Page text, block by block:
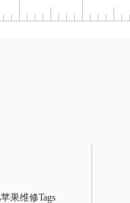
果维修Tags